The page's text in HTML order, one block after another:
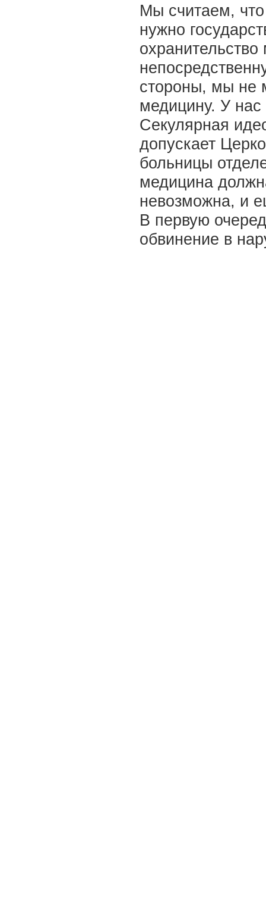
Мы считаем,
нужно
стороны, мы не
медицину. У нас
Секулярная
допускает
больницы
медицина
невозможна, и
В первую
обвинение в